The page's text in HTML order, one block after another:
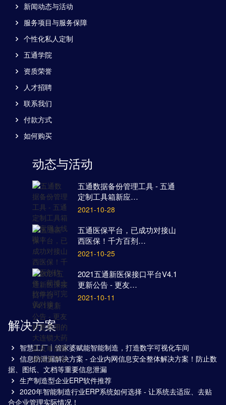
新闻动态与活动
服务项目与服务保障
个性化私人定制
五通学院
资质荣誉
人才招聘
联系我们
付款方式
如何购买
动态与活动
五通数据备份管理工具 - 五通
定制工具箱新应…
2021-10-28
五通医保平台，已成功对接山
西医保！千方百剂…
2021-10-25
2021五通新医保接口平台V4.1
更新公告 - 更友…
2021-10-11
解决方案
智慧工厂丨管家婆赋能智能制造，打造数字可视化车间
信息防泄漏解决方案 - 企业内网信息安全整体解决方案！防止数
据、图纸、文档等重要信息泄漏
生产制造型企业ERP软件推荐
2020年智能制造行业ERP系统如何选择 - 让系统去适应、去贴
合企业管理实际情况！